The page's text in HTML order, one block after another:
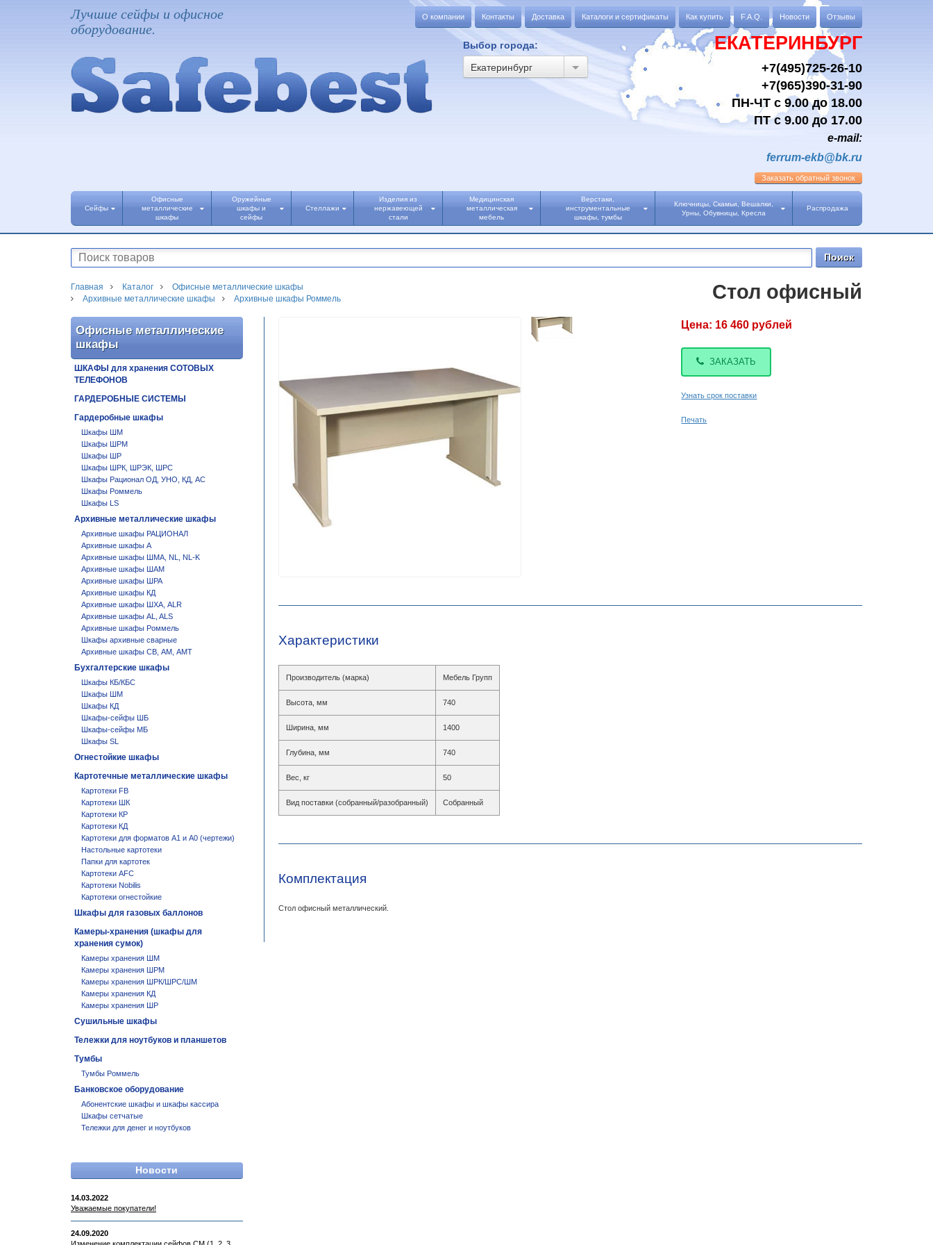
Лучшие сейфы и офисное
оборудование.
О компании Контакты Доставка Каталоги и сертификаты Как купить F.A.Q. Новости Отзывы
Выбор города:
Екатеринбург
ЕКАТЕРИНБУРГ
+7(495)725-26-10
+7(965)390-31-90
ПН-ЧТ с 9.00 до 18.00
ПТ с 9.00 до 17.00
e-mail:
ferrum-ekb@bk.ru
Заказать обратный звонок
Сейфы
Офисные
металлические
шкафы
Оружейные
шкафы и
сейфы
Стеллажи
Изделия из
нержавеющей
стали
Медицинская
металлическая
мебель
Верстаки,
инструментальные
шкафы, тумбы
Ключницы, Скамьи, Вешалки,
Урны, Обувницы, Кресла
Распродажа
Главная Каталог
Офисные металлические шкафы
Архивные металлические шкафы
Архивные шкафы Роммель Стол офисный
Офисные металлические
шкафы
ШКАФЫ для хранения СОТОВЫХ
ТЕЛЕФОНОВ
ГАРДЕРОБНЫЕ СИСТЕМЫ
Гардеробные шкафы
Шкафы ШМ
Шкафы ШРМ
Шкафы ШР
Шкафы ШРК, ШРЭК, ШРС
Шкафы Рационал ОД, УНО, КД, АС
Шкафы Роммель
Шкафы LS
Архивные металлические шкафы
Архивные шкафы РАЦИОНАЛ
Архивные шкафы А
Архивные шкафы ШМА, NL, NL-K
Архивные шкафы ШАМ
Архивные шкафы ШРА
Архивные шкафы КД
Архивные шкафы ШХА, ALR
Архивные шкафы AL, ALS
Архивные шкафы Роммель
Шкафы архивные сварные
Архивные шкафы СВ, АМ, АМТ
Бухгалтерские шкафы
Шкафы КБ/КБС
Шкафы ШМ
Шкафы КД
Шкафы-сейфы ШБ
Шкафы-сейфы МБ
Шкафы SL
Огнестойкие шкафы
Картотечные металлические шкафы
Картотеки FB
Картотеки ШК
Картотеки КР
Картотеки КД
Картотеки для форматов А1 и А0 (чертежи)
Настольные картотеки
Папки для картотек
Картотеки AFC
Картотеки Nobilis
Картотеки огнестойкие
Шкафы для газовых баллонов
Камеры-хранения (шкафы для
хранения сумок)
Камеры хранения ШМ
Камеры хранения ШРМ
Камеры хранения ШРК/ШРС/ШМ
Камеры хранения КД
Камеры хранения ШР
Сушильные шкафы
Тележки для ноутбуков и планшетов
Тумбы
Тумбы Роммель
Банковское оборудование
Абонентские шкафы и шкафы кассира
Шкафы сетчатые
Тележки для денег и ноутбуков
Новости
14.03.2022
Уважаемые покупатели!
24.09.2020
Цена: 16 460 рублей
ЗАКАЗАТЬ
Узнать срок поставки
Печать
Характеристики
Производитель (марка) Мебель Групп
Высота, мм 740
Ширина, мм 1400
Глубина, мм 740
Вес, кг 50
Вид поставки (собранный/разобранный) Собранный
Комплектация
Стол офисный металлический.